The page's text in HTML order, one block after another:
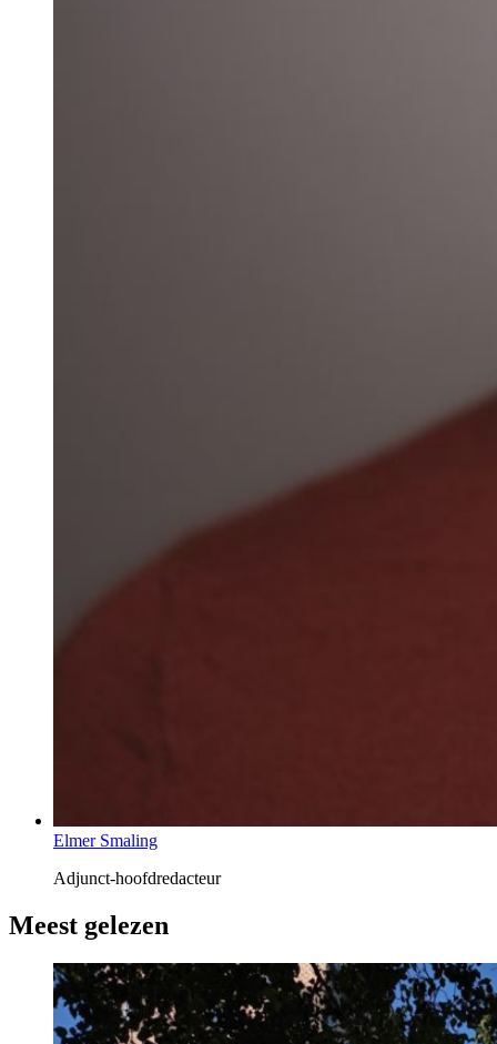
Elmer Smaling
Adjunct-hoofdredacteur
Meest gelezen